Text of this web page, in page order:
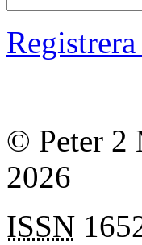
© Peter 2
2026
ISSN